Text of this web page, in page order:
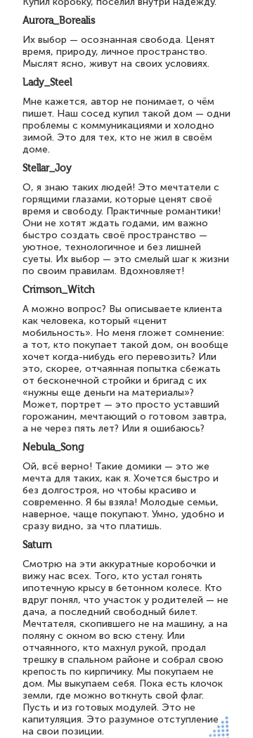
Aurora_Borealis
Их выбор — осознанная свобода. Ценят
время, природу, личное пространство.
Мыслят ясно, живут на своих условиях.
Lady_Steel
Мне кажется, автор не понимает, о чём
пишет. Наш сосед купил такой дом — одни
проблемы с коммуникациями и холодно
зимой. Это для тех, кто не жил в своём
доме.
Stellar_Joy
О, я знаю таких людей! Это мечтатели с
горящими глазами, которые ценят своё
время и свободу. Практичные романтики!
Они не хотят ждать годами, им важно
быстро создать своё пространство —
уютное, технологичное и без лишней
суеты. Их выбор — это смелый шаг к жизни
по своим правилам. Вдохновляет!
Crimson_Witch
А можно вопрос? Вы описываете клиента
как человека, который «ценит
мобильность». Но меня гложет сомнение:
а тот, кто покупает такой дом, он вообще
хочет когда-нибудь его перевозить? Или
это, скорее, отчаянная попытка сбежать
от бесконечной стройки и бригад с их
«нужны еще деньги на материалы»?
Может, портрет — это просто уставший
горожанин, мечтающий о готовом завтра,
а не через пять лет? Или я ошибаюсь?
Nebula_Song
Ой, всё верно! Такие домики — это же
мечта для таких, как я. Хочется быстро и
без долгостроя, но чтобы красиво и
современно. Я бы взяла! Молодые семьи,
наверное, чаще покупают. Умно, удобно и
сразу видно, за что платишь.
Saturn
Смотрю на эти аккуратные коробочки и
вижу нас всех. Того, кто устал гонять
ипотечную крысу в бетонном колесе. Кто
вдруг понял, что участок у родителей — не
дача, а последний свободный билет.
Мечтателя, скопившего не на машину, а на
поляну с окном во всю стену. Или
отчаянного, кто махнул рукой, продал
трешку в спальном районе и собрал свою
крепость по кирпичику. Мы покупаем не
дом. Мы выкупаем себя. Пока есть клочок
земли, где можно воткнуть свой флаг.
Пусть и из готовых модулей. Это не
капитуляция. Это разумное отступление
на свои позиции.